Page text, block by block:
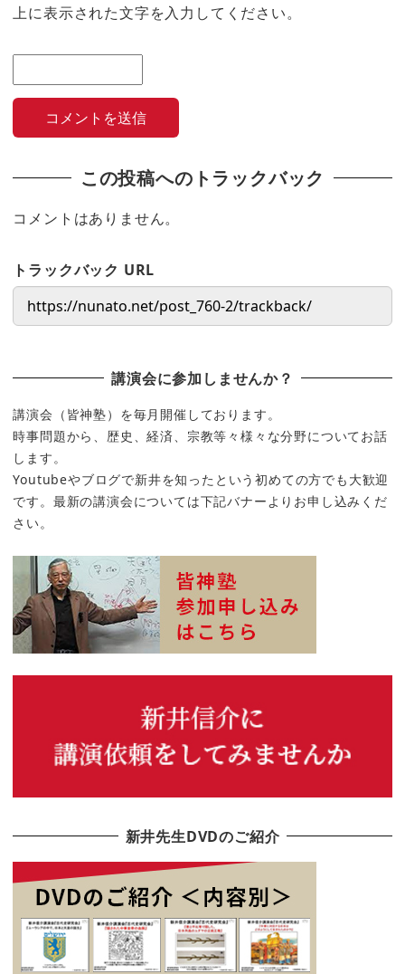
上に表示された文字を入力してください。
この投稿へのトラックバック
コメントはありません。
トラックバック URL
講演会に参加しませんか？
講演会（皆神塾）を毎月開催しております。
時事問題から、歴史、経済、宗教等々様々な分野についてお話
します。
Youtubeやブログで新井を知ったという初めての方でも大歓迎
です。最新の講演会については下記バナーよりお申し込みくだ
さい。
新井先生DVDのご紹介